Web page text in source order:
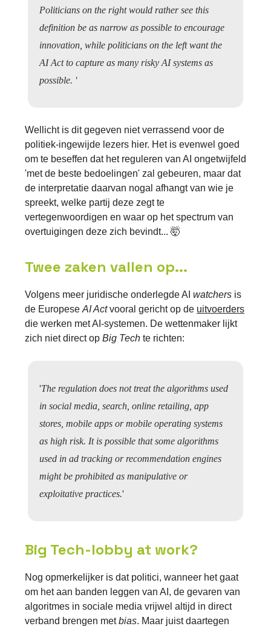
Politicians on the right would rather see this
definition be as narrow as possible to encourage
innovation, while politicians on the left want the
AI Act to capture as many risky AI systems as
possible. '
Wellicht is dit gegeven niet verrassend voor de
politiek-ingewijde lezers hier. Het is evenwel goed
om te beseffen dat het reguleren van AI ongetwijfeld
'met de beste bedoelingen' zal gebeuren, maar dat
de interpretatie daarvan nogal afhangt van wie je
spreekt, welke partij deze zegt te
vertegenwoordigen en waar op het spectrum van
overtuigingen deze zich bevindt... 🤯
Twee zaken vallen op...
Volgens meer juridische onderlegde AI watchers is
de Europese AI Actvooral gericht op de uitvoerders
die werken met AI-systemen. De wettenmaker lijkt
zich niet direct op Big Tech te richten:
'The regulation does not treat the algorithms used
in social media, search, online retailing, app
stores, mobile apps or mobile operating systems
as high risk. It is possible that some algorithms
used in ad tracking or recommendation engines
might be prohibited as manipulative or
exploitative practices.'
Big Tech-lobby at work?
Nog opmerkelijker is dat politici, wanneer het gaat
om het aan banden leggen van AI, de gevaren van
algoritmes in sociale media vrijwel altijd in direct
verband brengen metbias. Maar juist daartegen